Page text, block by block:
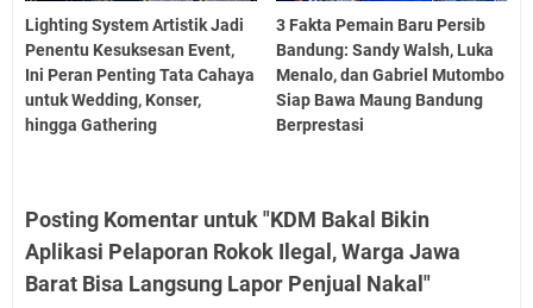
Lighting System Artistik Jadi
Penentu Kesuksesan Event,
Ini Peran Penting Tata Cahaya
untuk Wedding, Konser,
hingga Gathering
3 Fakta Pemain Baru Persib
Bandung: Sandy Walsh, Luka
Menalo, dan Gabriel Mutombo
Siap Bawa Maung Bandung
Berprestasi
Posting Komentar untuk "KDM Bakal Bikin
Aplikasi Pelaporan Rokok Ilegal, Warga Jawa
Barat Bisa Langsung Lapor Penjual Nakal"